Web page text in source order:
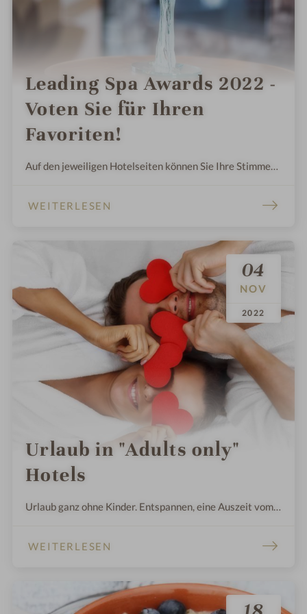
Leading Spa Awards 2022 -
Voten Sie für Ihren
Favoriten!
Auf den jeweiligen Hotelseiten können Sie Ihre Stimme
Award 2022 auszeichnen.
WEITERLESEN
Urlaub in "Adults only"
Hotels
04
.
NOV
.
2022
Urlaub ganz ohne Kinder. Entspannen, eine Auszeit vom
Erwachsenenhotels erfreuen sich großer Beliebtheit.
Freundin zu entspannen und das komplett ungestört? Wir
zeigen Ihnen hier die schönsten "Adults only" Hotels in
WEITERLESEN